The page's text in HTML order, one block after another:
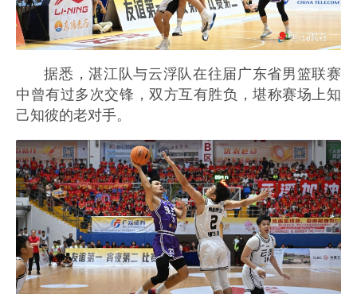
据悉，湛江队与云浮队在往届广东省男篮联赛
中曾有过多次交锋，双方互有胜负，堪称赛场上知
己知彼的老对手。